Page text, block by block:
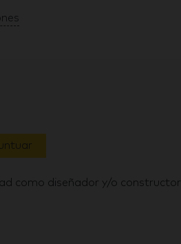
como diseñador y/o constructor